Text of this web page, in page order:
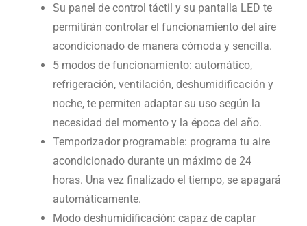
Su panel de control táctil y su pantalla LED te
permitirán controlar el funcionamiento del aire
acondicionado de manera cómoda y sencilla.
5 modos de funcionamiento: automático,
refrigeración, ventilación, deshumidificación y
noche, te permiten adaptar su uso según la
necesidad del momento y la época del año.
Temporizador programable: programa tu aire
acondicionado durante un máximo de 24
horas. Una vez finalizado el tiempo, se apagará
automáticamente.
Modo deshumidificación: capaz de captar